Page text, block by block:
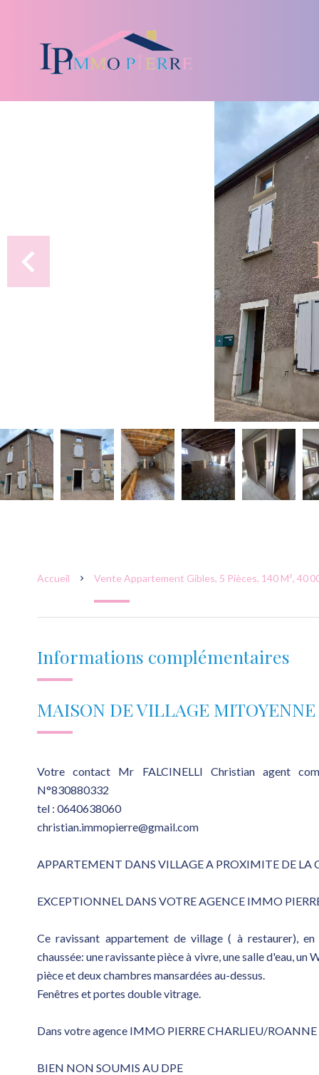
Accueil Vente Appartement Gibles, 5 Pièces, 140 M², 40
Informations complémentaires
MAISON DE VILLAGE MITOYENNE
Votre contact Mr FALCINELLI Christian agent
N°830880332
tel : 0640638060
christian.immopierre@gmail.com
APPARTEMENT DANS VILLAGE A PROXIMITE DE LA
EXCEPTIONNEL DANS VOTRE AGENCE IMMO
Ce ravissant appartement de village ( à restaurer),
chaussée: une ravissante pièce à vivre, une salle d'eau,
pièce et deux chambres mansardées au-dessus.
Fenêtres et portes double vitrage.
Dans votre agence IMMO PIERRE CHARLIEU/ROANNE
BIEN NON SOUMIS AU DPE